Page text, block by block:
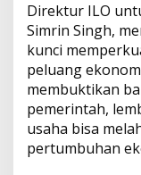
Direktur ILO
Simrin Singh,
kunci
peluang
membuktikan
pemerintah,
usaha bisa
pertumbuhan